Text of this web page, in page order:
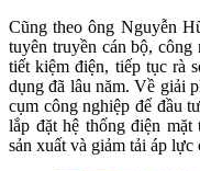
Cũng theo ông Nguyễn
tuyên truyền cán bộ,
tiết kiệm điện, tiếp tục rà
dụng đã lâu năm. Về giải
cụm công nghiệp để đầu
lắp đặt hệ thống điện
sản xuất và giảm tải áp